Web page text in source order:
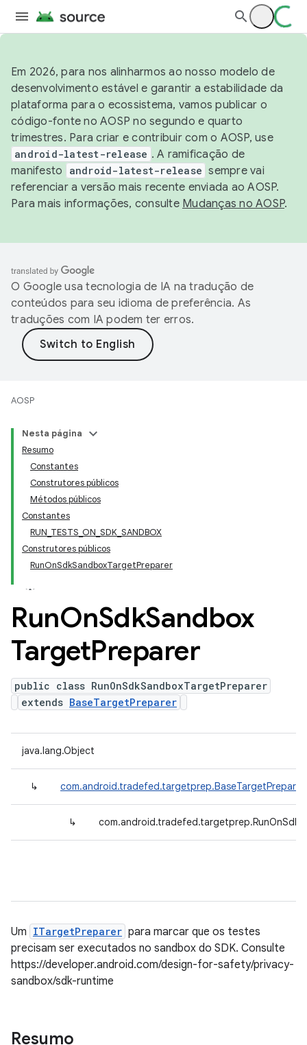
Em 2026, para nos alinharmos ao nosso modelo de
desenvolvimento estável e garantir a estabilidade da
plataforma para o ecossistema, vamos publicar o
código-fonte no AOSP no segundo e quarto
trimestres. Para criar e contribuir com o AOSP, use
android-latest-release . A ramificação de
manifesto
android-latest-release sempre vai
referenciar a versão mais recente enviada ao AOSP.
Para mais informações, consulte Mudanças no AOSP.
O Google usa tecnologia de IA na tradução de
conteúdos para seu idioma de preferência. As
traduções com IA podem ter erros.
AOSP
Nesta página
Resumo
Constantes
Construtores públicos
Métodos públicos
Constantes
RUN_TESTS_ON_SDK_SANDBOX
Construtores públicos
RunOnSdkSandboxTargetPreparer
RunOnSdkSandbox
TargetPreparer
public class RunOnSdkSandboxTargetPreparer
extends BaseTargetPreparer
java.lang.Object
↳ com.android.tradefed.targetprep.BaseTargetPreparer
↳
Um ITargetPreparer para marcar que os testes
precisam ser executados no sandbox do SDK. Consulte
https://developer.android.com/design-for-safety/privacy-
sandbox/sdk-runtime
Resumo